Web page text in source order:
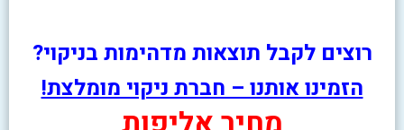
רוצים לקבל תוצאות מדהימות בניקוי?
הזמינו אותנו – חברת ניקוי מומלצת!